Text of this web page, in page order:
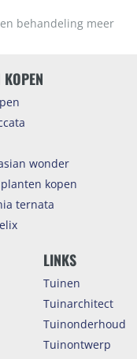
behandeling meer
KOPEN
wonder
kopen
ternata
LINKS
Tuinen
Tuinarchitect
Tuinonderhoud
Tuinontwerp